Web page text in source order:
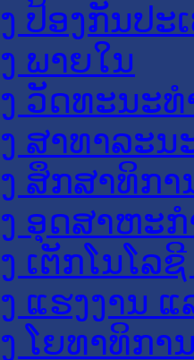
ປ້ອງກັນປະ
ພາຍໃນ
ວັດທະນະ
ສາທາລະນ
ສຶກສາທິກາ
ອຸດສາຫະ
ເຕັກໂນໂລ
ແຮງງານ
ໂຍທາທິກາ